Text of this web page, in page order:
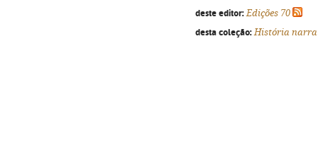
deste editor: Edições 70
desta coleção: História